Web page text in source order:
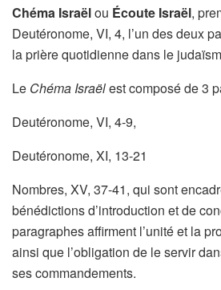
Chéma Israëlou Écoute Israël,
Deutéronome, VI, 4, l’un des deux
la prière quotidienne dans le
Le Chéma Israëlest composé de 3
Deutéronome, VI, 4-9,
Deutéronome, XI, 13-21
Nombres, XV, 37-41, qui sont
bénédictions d’introduction et de
paragraphes affirment l’unité et la
ainsi que l’obligation de le servir
ses commandements.